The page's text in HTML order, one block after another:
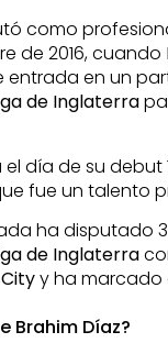
como
de 2016, cuando
entrada en un
de Inglaterra
día de su debut
fue un talento
ha disputado
de Inglaterra
y ha marcado
Brahim Díaz?